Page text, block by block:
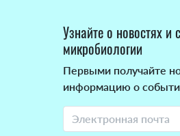
Узнайте о новостях и
микробиологии
Первыми получайте
информацию о